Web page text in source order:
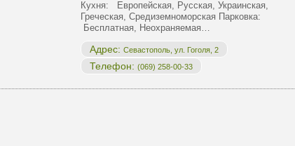
Кухня: Европейская, Русская, Украинская,
Греческая, Средиземноморская Парковка:
Бесплатная, Неохраняемая…
Адрес: Севастополь, ул. Гоголя, 2
Телефон: (069) 258-00-33